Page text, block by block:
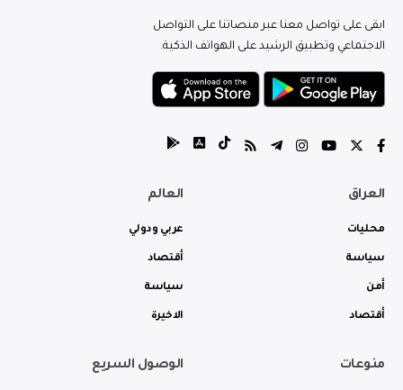
ابقى على تواصل معنا عبر منصاتنا على التواصل
الاجتماعي وتطبيق الرشيد على الهواتف الذكية.
العراق
محليات
سياسة
أمن
أقتصاد
العالم
عربي ودولي
أقتصاد
سياسة
الاخيرة
منوعات الوصول السريع